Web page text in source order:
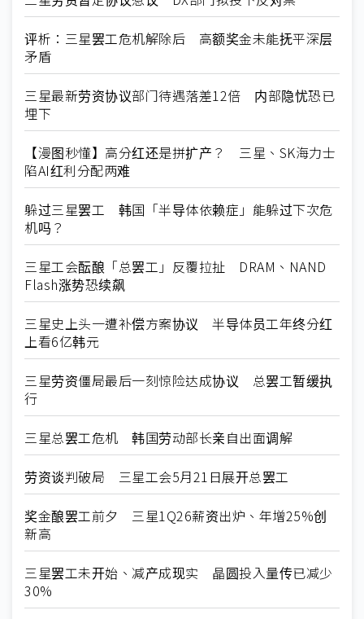
评析：三星罢工危机解除后 高额奖金未能抚平深层
矛盾
三星最新劳资协议部门待遇落差12倍 内部隐忧恐已
埋下
【漫图秒懂】高分红还是拼扩产？ 三星、SK海力士
陷AI红利分配两难
躲过三星罢工 韩国「半导体依赖症」能躲过下次危
机吗？
三星工会酝酿「总罢工」反覆拉扯 DRAM、NAND
Flash涨势恐续飙
三星史上头一遭补偿方案协议 半导体员工年终分红
上看6亿韩元
三星劳资僵局最后一刻惊险达成协议 总罢工暂缓执
行
三星总罢工危机 韩国劳动部长亲自出面调解
劳资谈判破局 三星工会5月21日展开总罢工
奖金酿罢工前夕 三星1Q26薪资出炉、年增25%创
新高
三星罢工未开始、减产成现实 晶圆投入量传已减少
30%